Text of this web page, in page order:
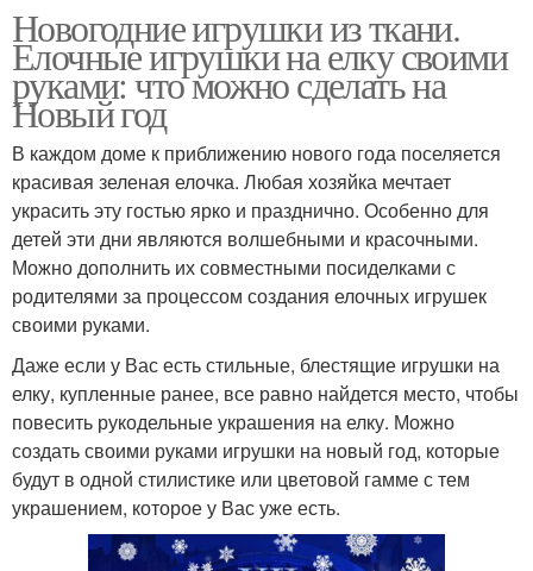
Новогодние игрушки из ткани.
Елочные игрушки на елку своими
руками: что можно сделать на
Новый год
В каждом доме к приближению нового года поселяется
красивая зеленая елочка. Любая хозяйка мечтает
украсить эту гостью ярко и празднично. Особенно для
детей эти дни являются волшебными и красочными.
Можно дополнить их совместными посиделками с
родителями за процессом создания елочных игрушек
своими руками.
Даже если у Вас есть стильные, блестящие игрушки на
елку, купленные ранее, все равно найдется место, чтобы
повесить рукодельные украшения на елку. Можно
создать своими руками игрушки на новый год, которые
будут в одной стилистике или цветовой гамме с тем
украшением, которое у Вас уже есть.